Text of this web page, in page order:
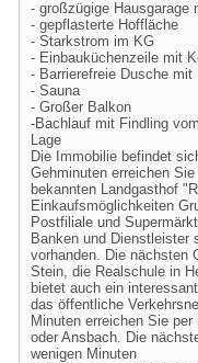
- großzügige Hausgarage
- gepflasterte Hoffläche
- Starkstrom im KG
- Einbauküchenzeile mit
- Barrierefreie Dusche
- Sauna
- Großer Balkon
-Bachlauf mit Findling
Lage
Die Immobilie befindet
Gehminuten erreichen
bekannten Landgasthof
Einkaufsmöglichkeiten
Postfiliale und
Banken und Dienstleister
vorhanden. Die nächsten
Stein, die Realschule in
bietet auch ein
das öffentliche
Minuten erreichen Sie
oder Ansbach. Die
wenigen Minuten